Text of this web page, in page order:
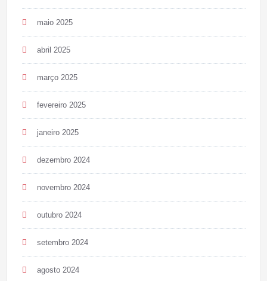
maio 2025
abril 2025
março 2025
fevereiro 2025
janeiro 2025
dezembro 2024
novembro 2024
outubro 2024
setembro 2024
agosto 2024